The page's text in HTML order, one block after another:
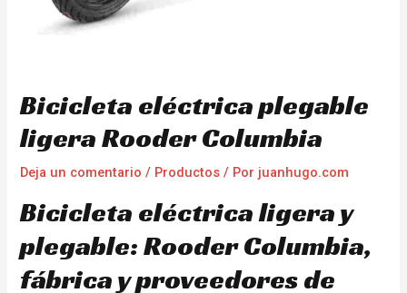
Bicicleta eléctrica plegable
ligera Rooder Columbia
Deja un comentario / Productos / Por juanhugo.com
Bicicleta eléctrica ligera y
plegable: Rooder Columbia,
fábrica y proveedores de